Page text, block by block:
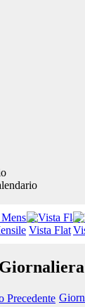
Vista Flat